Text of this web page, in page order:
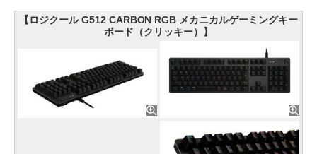
【ロジクール G512 CARBON RGB メカニカルゲーミングキー
ボード（クリッキー）】